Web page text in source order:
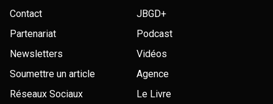
Contact
Partenariat
Newsletters
Soumettre un article
Réseaux Sociaux
JBGD+
Podcast
Vidéos
Agence
Le Livre